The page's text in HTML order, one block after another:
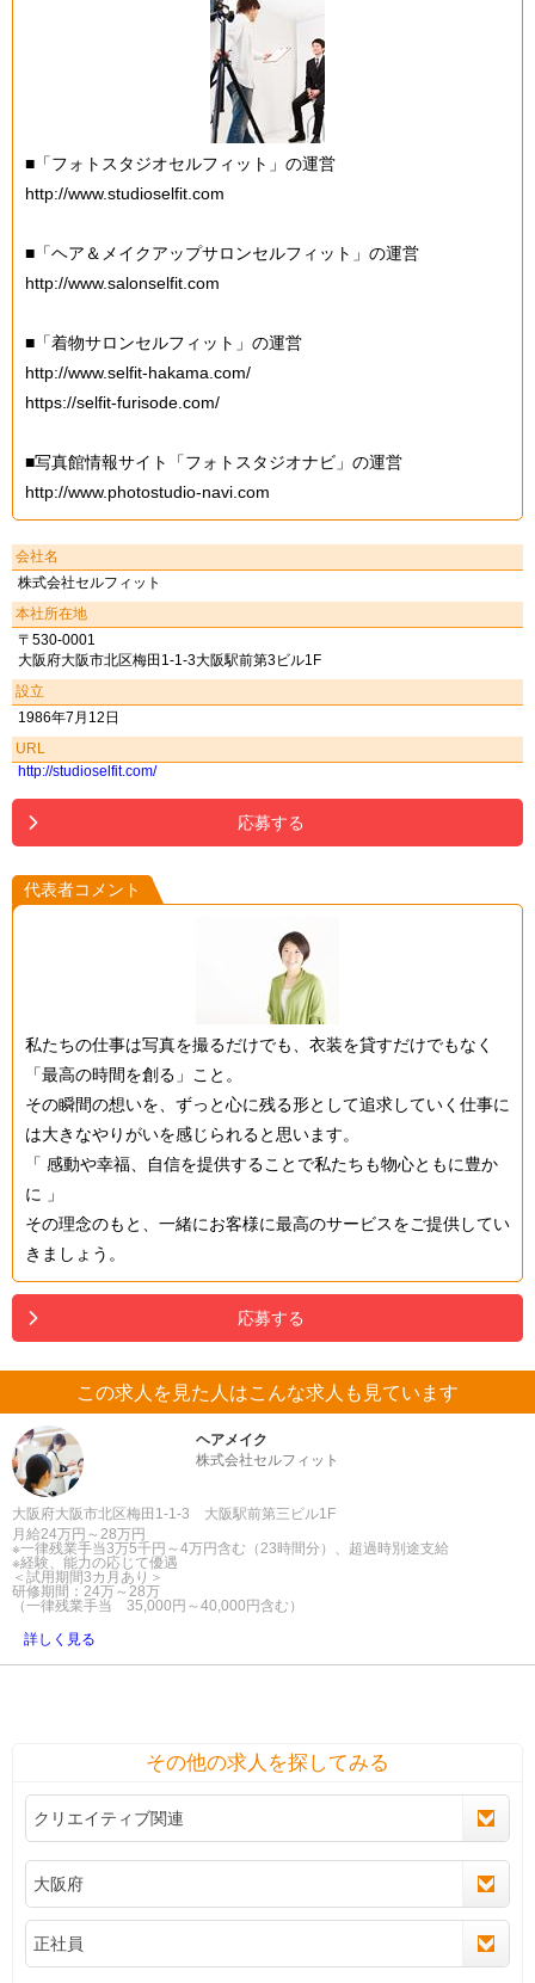
■「フォトスタジオセルフィット」の運営
http://www.studioselfit.com
■「ヘア＆メイクアップサロンセルフィット」の運営
http://www.salonselfit.com
■「着物サロンセルフィット」の運営
http://www.selfit-hakama.com/
https://selfit-furisode.com/
■写真館情報サイト「フォトスタジオナビ」の運営
http://www.photostudio-navi.com
会社名
株式会社セルフィット
本社所在地
〒530-0001
大阪府大阪市北区梅田1-1-3大阪駅前第3ビル1F
設立
1986年7月12日
URL
http://studioselfit.com/
応募する
代表者コメント
私たちの仕事は写真を撮るだけでも、衣装を貸すだけでもなく
「最高の時間を創る」こと。
その瞬間の想いを、ずっと心に残る形として追求していく仕事に
は大きなやりがいを感じられると思います。
「 感動や幸福、自信を提供することで私たちも物心ともに豊か
に 」
その理念のもと、一緒にお客様に最高のサービスをご提供してい
きましょう。
応募する
この求人を見た人はこんな求人も見ています
ヘアメイク
株式会社セルフィット
大阪府大阪市北区梅田1-1-3 大阪駅前第三ビル1F
月給24万円～28万円
※一律残業手当3万5千円～4万円含む（23時間分）、超過時別途支給
※経験、能力の応じて優遇
＜試用期間3カ月あり＞
研修期間：24万～28万
（一律残業手当 35,000円～40,000円含む）
詳しく見る
その他の求人を探してみる